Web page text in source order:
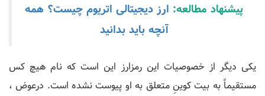
پیشنهاد مطالعه: ارز دیجیتالی اتریوم چیست؟ همه
آنچه باید بدانید
یکی دیگر از خصوصیات این رمزارز این است که نام هیچ کس
مستقیماً به بیت کوینِ متعلق به او پیوست نشده است. درعوض ،